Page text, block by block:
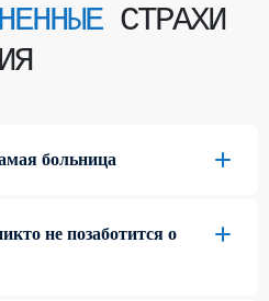
СТРАХИ
больница
не позаботится о